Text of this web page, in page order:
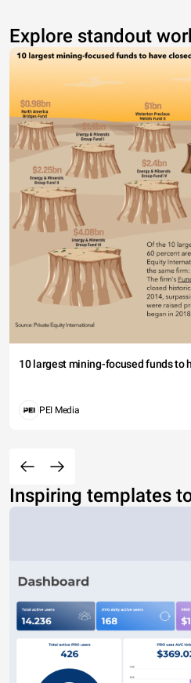
Explore standout
10 largest mining-focused funds to
PEI Media
Inspiring templates